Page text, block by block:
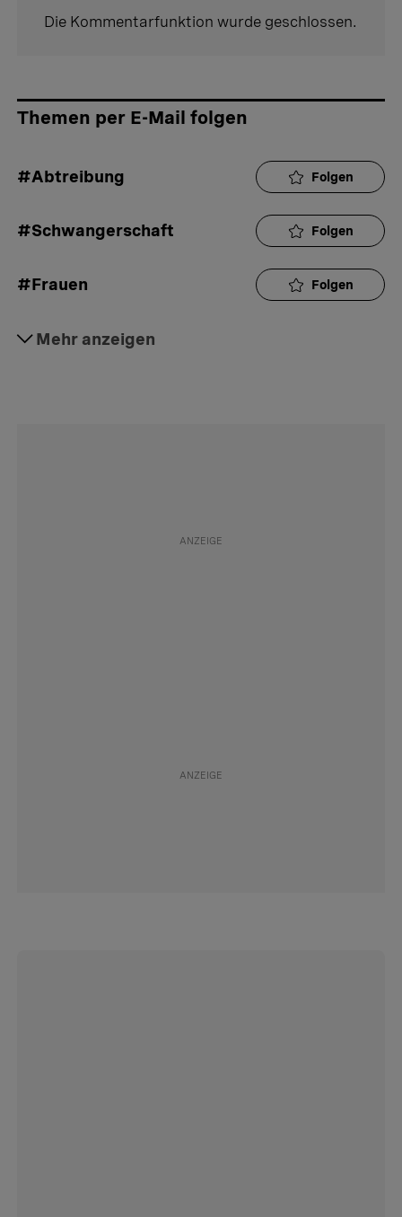
Die Kommentarfunktion wurde geschlossen.
Themen per E-Mail folgen
#Abtreibung Folgen
#Schwangerschaft Folgen
#Frauen Folgen
Mehr anzeigen
#Politik